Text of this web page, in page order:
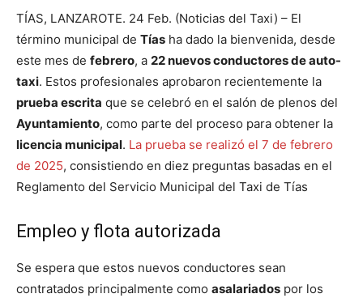
TÍAS, LANZAROTE. 24 Feb. (Noticias del Taxi) – El
término municipal de Tías ha dado la bienvenida, desde
este mes de febrero, a 22 nuevos conductores de auto-
taxi. Estos profesionales aprobaron recientemente la
prueba escrita que se celebró en el salón de plenos del
Ayuntamiento, como parte del proceso para obtener la
licencia municipal. La prueba se realizó el 7 de febrero
de 2025, consistiendo en diez preguntas basadas en el
Reglamento del Servicio Municipal del Taxi de Tías
Empleo y flota autorizada
Se espera que estos nuevos conductores sean
contratados principalmente como asalariados por los